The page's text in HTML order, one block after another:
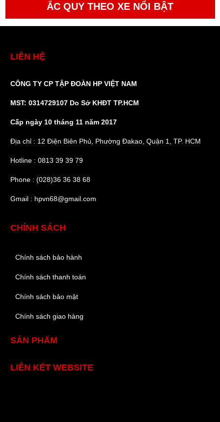
ẮC QUY THEO XE NỔI BẬT
LIÊN HỆ
CÔNG TY CP TẬP ĐOÀN HP VIỆT NAM
MST: 0314729107 Do Sở KHĐT TP.HCM
Cấp ngày 10 tháng 11 năm 2017
Địa chỉ : 12 Điện Biên Phủ, Phường Đakao, Quận 1, TP. HCM
Hotline : 0813 39 39 79
Phone : (028)36 36 38 68
Gmail : hpvn68@gmail.com
CHÍNH SÁCH
Chính sách bảo hành
Chính sách thanh toán
Chính sách bảo mật
Chính sách giao hàng
SẢN PHẨM
LIÊN KẾT WEBSITE